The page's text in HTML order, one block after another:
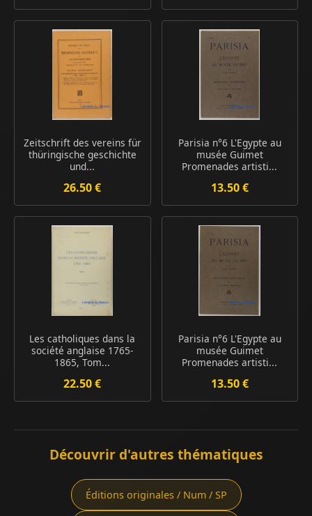
Zeitschrift des vereins für
thüringische geschichte
und...
26.50 €
Parisia n°6 L'Egypte au
musée Guimet
Promenades artisti...
13.50 €
Les catholiques dans la
société anglaise 1765-
1865, Tom...
22.50 €
Parisia n°6 L'Egypte au
musée Guimet
Promenades artisti...
13.50 €
Découvrir d'autres thématiques
Éditions originales / Num / SP